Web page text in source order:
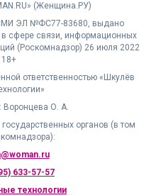
(Женщина.РУ)
СМИ ЭЛ №ФС77-83680, выдано
сфере связи, информационных
(Роскомнадзор) 26 июля 2022
18+
ответственностью «Шкулёв
Воронцева О. А.
органов (в том
633-57-57
технологии